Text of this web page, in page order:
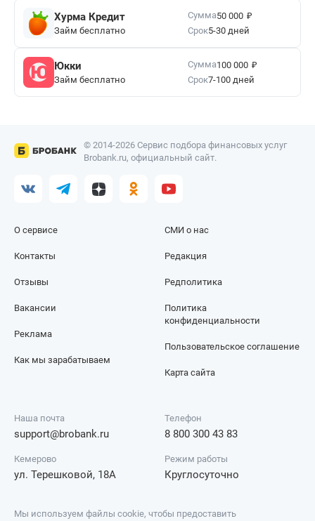
Хурма Кредит
Займ бесплатно
Сумма50 000 ₽
Срок5-30 дней
Юкки
Займ бесплатно
Сумма100 000 ₽
Срок7-100 дней
© 2014-2026 Сервис подбора финансовых услуг
Brobank.ru, официальный сайт.
О сервисе
Контакты
Отзывы
СМИ о нас
Редакция
Редполитика
Вакансии
Реклама
Как мы зарабатываем
Политика
конфиденциальности
Пользовательское соглашение
Карта сайта
Наша почта
support@brobank.ru
Телефон
8 800 300 43 83
Кемерово
ул. Терешковой, 18А
Режим работы
Круглосуточно
Мы используем файлы cookie, чтобы предоставить